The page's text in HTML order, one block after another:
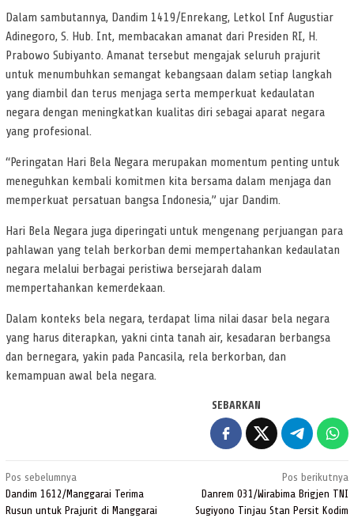
Dalam sambutannya, Dandim 1419/Enrekang, Letkol Inf Augustiar
Adinegoro, S. Hub. Int, membacakan amanat dari Presiden RI, H.
Prabowo Subiyanto. Amanat tersebut mengajak seluruh prajurit
untuk menumbuhkan semangat kebangsaan dalam setiap langkah
yang diambil dan terus menjaga serta memperkuat kedaulatan
negara dengan meningkatkan kualitas diri sebagai aparat negara
yang profesional.
“Peringatan Hari Bela Negara merupakan momentum penting untuk
meneguhkan kembali komitmen kita bersama dalam menjaga dan
memperkuat persatuan bangsa Indonesia,” ujar Dandim.
Hari Bela Negara juga diperingati untuk mengenang perjuangan para
pahlawan yang telah berkorban demi mempertahankan kedaulatan
negara melalui berbagai peristiwa bersejarah dalam
mempertahankan kemerdekaan.
Dalam konteks bela negara, terdapat lima nilai dasar bela negara
yang harus diterapkan, yakni cinta tanah air, kesadaran berbangsa
dan bernegara, yakin pada Pancasila, rela berkorban, dan
kemampuan awal bela negara.
SEBARKAN
Navigasi
pos
Pos sebelumnya
Dandim 1612/Manggarai Terima
Rusun untuk Prajurit di Manggarai
Pos berikutnya
Danrem 031/Wirabima Brigjen TNI
Sugiyono Tinjau Stan Persit Kodim